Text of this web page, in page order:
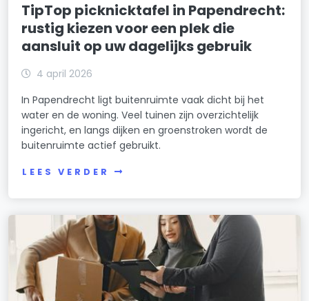
TipTop picknicktafel in Papendrecht:
rustig kiezen voor een plek die
aansluit op uw dagelijks gebruik
4 april 2026
In Papendrecht ligt buitenruimte vaak dicht bij het
water en de woning. Veel tuinen zijn overzichtelijk
ingericht, en langs dijken en groenstroken wordt de
buitenruimte actief gebruikt.
LEES VERDER